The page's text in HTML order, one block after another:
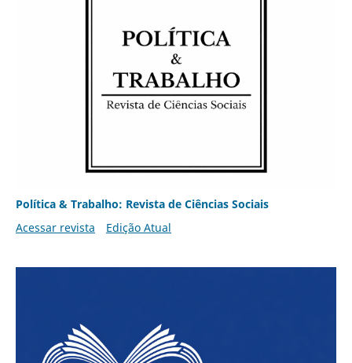
Política & Trabalho: Revista de Ciências Sociais
Acessar revista
Edição Atual